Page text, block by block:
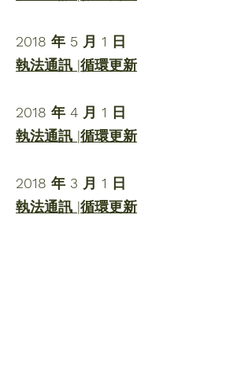
2018 年 5 月 1 日
執法通訊 |循環更新
2018 年 4 月 1 日
執法通訊 |循環更新
2018 年 3 月 1 日
執法通訊 |循環更新